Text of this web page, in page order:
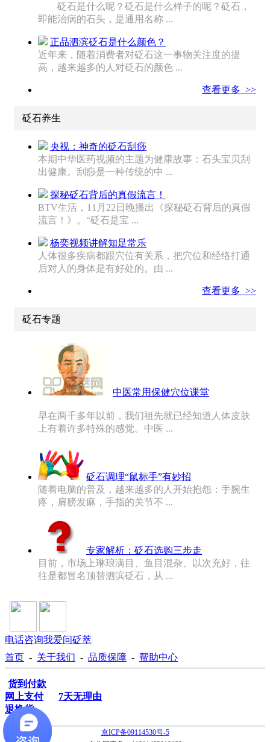
砭石是什么呢？砭石是什么样子的呢？砭石，
即能治病的石头，是通用名称 ...
正品泗滨砭石是什么颜色？
近年来，随着消费者对砭石这一事物关注度的提
高，越来越多的人对砭石的颜色 ...
查看更多 >>
砭石养生
央视：神奇的砭石刮痧
本期中华医药视频的主题为健康故事：石头宝贝刮
出健康。刮痧是一种传统的中 ...
探秘砭石背后的真假流言！
BTV生活，11月22日晚播出《探秘砭石背后的真假
流言！》。“砭石是宝 ...
杨奕视频讲解知足常乐
人体很多疾病都跟穴位有关系，把穴位和经络打通
后对人的身体是有好处的。由 ...
查看更多 >>
砭石专题
中医常用保健穴位课堂
早在两千多年以前，我们祖先就已经知道人体皮肤
上有着许多特殊的感觉。中医 ...
砭石调理“鼠标手”有妙招
随着电脑的普及，越来越多的人开始抱怨：手腕生
疼，肩膀发麻，手指的关节不 ...
专家解析：砭石选购三步走
目前，市场上琳琅满目、鱼目混杂、以次充好，往
往是都冒名顶替泗滨砭石，从 ...
电话咨询我爱问砭萃
首页 - 关于我们 - 品质保障 - 帮助中心
货到付款
网上支付
7天无理由
退换货
京ICP备09114530号-5